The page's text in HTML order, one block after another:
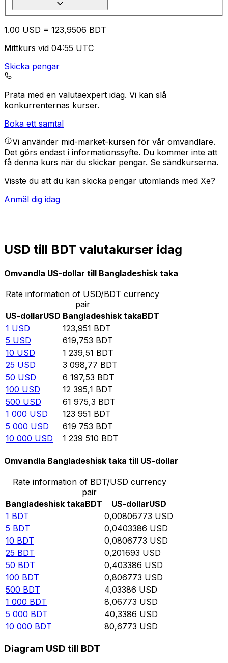
1.00 USD = 123,9506 BDT
Mittkurs vid 04:55 UTC
Skicka pengar
Prata med en valutaexpert idag. Vi kan slå
konkurrenternas kurser.
Boka ett samtal
Vi använder mid-market-kursen för vår omvandlare.
Det görs endast i informationssyfte. Du kommer inte att
få denna kurs när du skickar pengar. Se sändkurserna.
Visste du att du kan skicka pengar utomlands med Xe?
Anmäl dig idag
USD till BDT valutakurser idag
Omvandla US-dollar till Bangladeshisk taka
Rate information of USD/BDT currency
pair
US-dollarUSD Bangladeshisk takaBDT
1 USD 123,951 BDT
5 USD 619,753 BDT
10 USD 1 239,51 BDT
25 USD 3 098,77 BDT
50 USD 6 197,53 BDT
100 USD 12 395,1 BDT
500 USD 61 975,3 BDT
1 000 USD 123 951 BDT
5 000 USD 619 753 BDT
10 000 USD 1 239 510 BDT
Omvandla Bangladeshisk taka till US-dollar
Rate information of BDT/USD currency
pair
Bangladeshisk takaBDT US-dollarUSD
1 BDT 0,00806773 USD
5 BDT 0,0403386 USD
10 BDT 0,0806773 USD
25 BDT 0,201693 USD
50 BDT 0,403386 USD
100 BDT 0,806773 USD
500 BDT 4,03386 USD
1 000 BDT 8,06773 USD
5 000 BDT 40,3386 USD
10 000 BDT 80,6773 USD
Diagram USD till BDT